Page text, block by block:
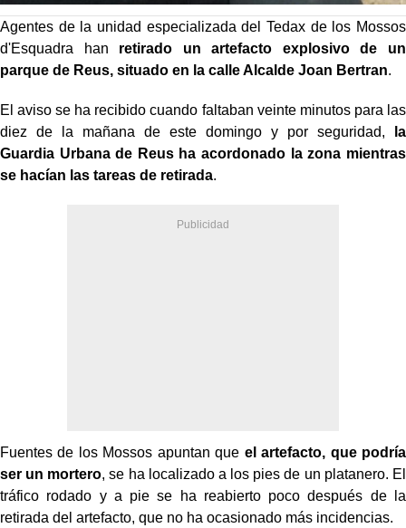
Agentes de la unidad especializada del Tedax de los Mossos
d'Esquadra han retirado un artefacto explosivo de un
parque de Reus, situado en la calle Alcalde Joan Bertran.
El aviso se ha recibido cuando faltaban veinte minutos para las
diez de la mañana de este domingo y por seguridad,
la
Guardia Urbana de Reus ha acordonado la zona mientras
se hacían las tareas de retirada.
Fuentes de los Mossos apuntan que el artefacto, que podría
ser un mortero, se ha localizado a los pies de un platanero. El
tráfico rodado y a pie se ha reabierto poco después de la
retirada del artefacto, que no ha ocasionado más incidencias.